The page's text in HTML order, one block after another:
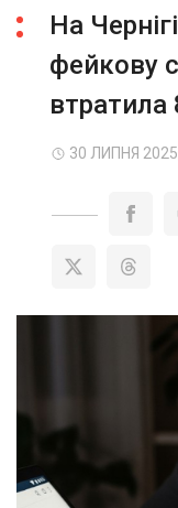
На
фейкову
втратила
30 ЛИПНЯ